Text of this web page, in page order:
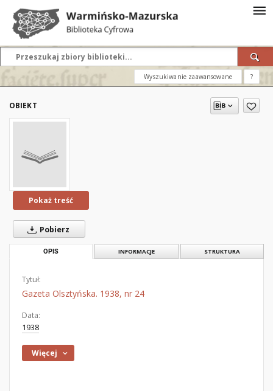
Wyszukiwanie zaawansowane ?
OBIEKT
Pokaż treść
Pobierz
OPIS INFORMACJE STRUKTURA
Tytuł:
Gazeta Olsztyńska. 1938, nr 24
Data:
1938
Więcej